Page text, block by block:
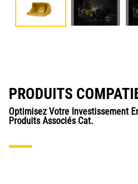
PRODUITS
Optimisez Votre Investissement
Produits Associés Cat.